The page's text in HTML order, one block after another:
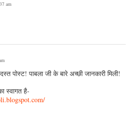
am
पोस्ट! पाबला जी के बारे अच्छी जानकारी मिली!
स्वागत है-